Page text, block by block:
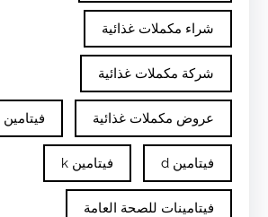
شراء مكملات غذائية
شركة مكملات غذائية
عروض مكملات غذائية فيتامين c
فيتامين d فيتامين k
فيتامينات للصحة العامة